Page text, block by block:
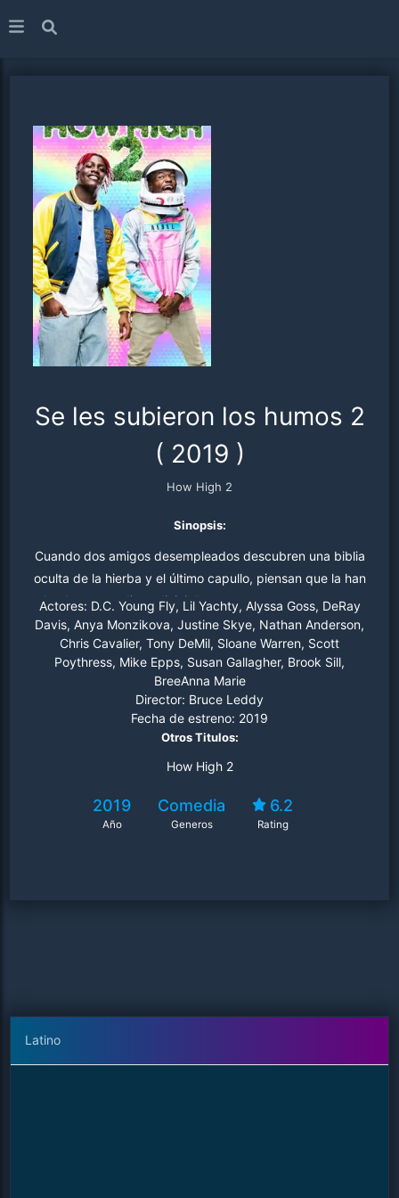
Se les subieron los humos 2
( 2019 )
How High 2
Sinopsis:
Cuando dos amigos desempleados descubren una biblia
oculta de la hierba y el último capullo, piensan que la han
hecho ... con dinero 'inicial' para comenzar una nueva
aplicación de entrega de bocadillos. Pero, cuando se les
roba casi toda su biblia de alijo y hierba, los dos
empresarios emprenden una atroz aventura alucinante a
través de Atlanta para encontrarlos. Apedreados con
poderes sobrenaturales, buscan "alto" y bajo, sin
detenerse ante nada para recuperar su boleto para
Actores: D.C. Young Fly, Lil Yachty, Alyssa Goss, DeRay
Davis, Anya Monzikova, Justine Skye, Nathan Anderson,
Chris Cavalier, Tony DeMil, Sloane Warren, Scott
Poythress, Mike Epps, Susan Gallagher, Brook Sill,
BreeAnna Marie
Director: Bruce Leddy
Fecha de estreno: 2019
Otros Titulos:
How High 2
2019
Año
Comedia
Generos
6.2
Rating
Latino